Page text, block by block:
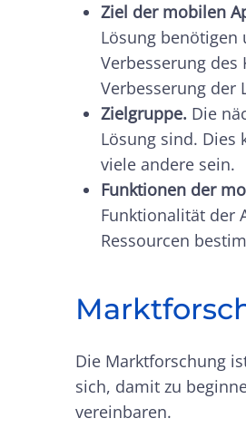
Ziel der mobilen
Lösung benötigen
Verbesserung
Verbesserung der
Zielgruppe. Die
Lösung sind. Dies
viele andere sein.
Funktionen der
Funktionalität der
Ressourcen
Die Marktforschung
sich, damit zu
vereinbaren.